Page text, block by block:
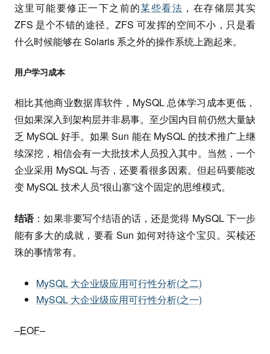
这里可能要修正一下之前的某些看法 ，在存储层其实
ZFS 是个不错的途径。ZFS 可发挥的空间不小，只是看
什么时候能够在 Solaris 系之外的操作系统上跑起来。
用户学习成本
相比其他商业数据库软件，MySQL 总体学习成本更低，
但如果深入到架构层并非易事。至少国内目前仍然大量缺
乏 MySQL 好手。如果 Sun 能在 MySQL 的技术推广上继
续深挖，相信会有一大批技术人员投入其中。当然，一个
企业采用 MySQL 与否，还要看很多因素。但起码要能改
变 MySQL 技术人员”很山寨”这个固定的思维模式。
结语：如果非要写个结语的话，还是觉得 MySQL 下一步
能有多大的成就，要看 Sun 如何对待这个宝贝。买椟还
珠的事情常有。
MySQL 大企业级应用可行性分析(之二)
MySQL 大企业级应用可行性分析(之一)
–EOF–